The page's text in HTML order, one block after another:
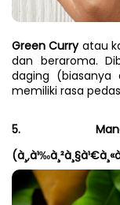
Green Curry atau
dan beraroma.
daging (biasanya
memiliki rasa
5.